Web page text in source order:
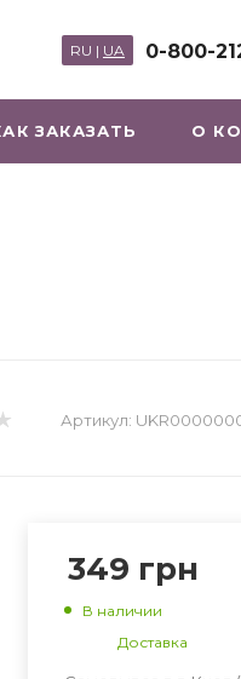
0-800-
RU | UA
ЗАКАЗАТЬ О
Артикул:
349 грн
В наличии
Доставка